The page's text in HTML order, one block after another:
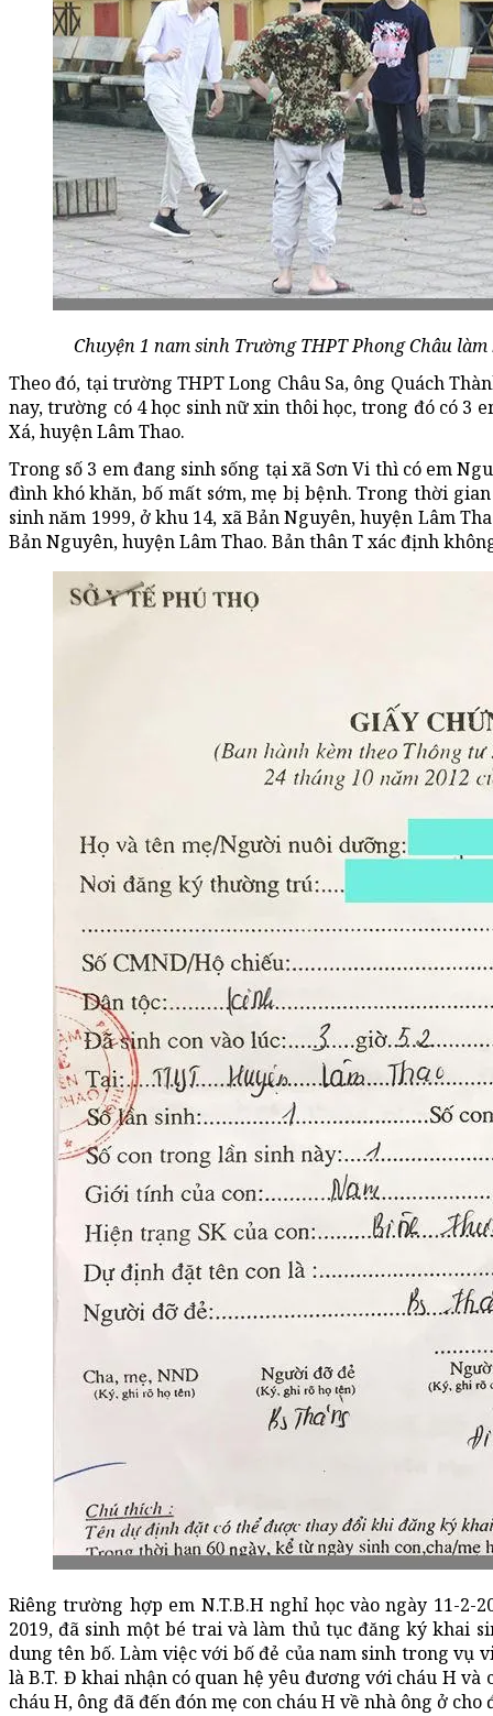
Chuyện 1 nam sinh Trường THPT Phong Châu
Theo đó, tại trường THPT Long Châu Sa, ông Quách
nay, trường có 4 học sinh nữ xin thôi học, trong đó có 3
Xá, huyện Lâm Thao.
Trong số 3 em đang sinh sống tại xã Sơn Vi thì có em
đình khó khăn, bố mất sớm, mẹ bị bệnh. Trong thời
sinh năm 1999, ở khu 14, xã Bản Nguyên, huyện Lâm
Bản Nguyên, huyện Lâm Thao. Bản thân T xác định
Riêng trường hợp em N.T.B.H nghỉ học vào ngày 11-2-
2019, đã sinh một bé trai và làm thủ tục đăng ký khai
dung tên bố. Làm việc với bố đẻ của nam sinh trong vụ
là B.T. Đ khai nhận có quan hệ yêu đương với cháu H
cháu H, ông đã đến đón mẹ con cháu H về nhà ông ở cho